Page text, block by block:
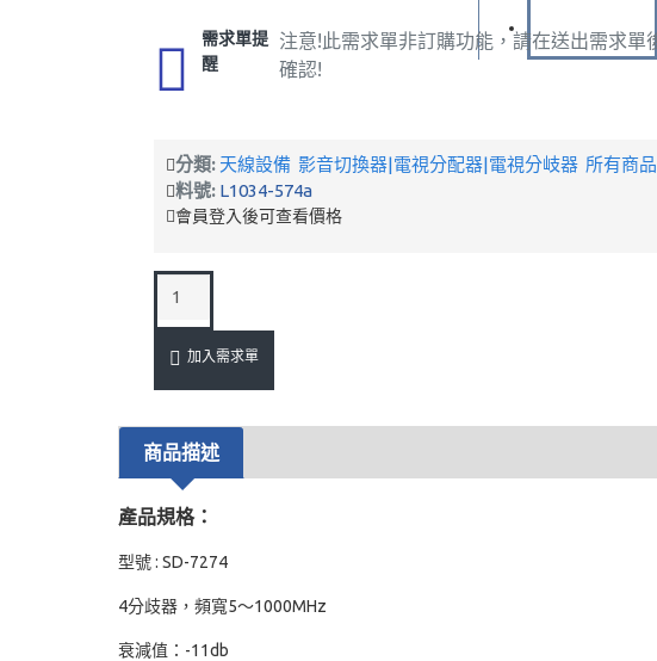
下載專區
需求單提
醒
注意!此需求單非訂購功能，請在送出需求單
確認!
分類: 天線設備 影音切換器|電視分配器|電視分岐器 所有商品
料號: L1034-574a
會員登入後可查看價格
加入需求單
商品描述
產品規格：
型號 : SD-7274
4分歧器，頻寬5～1000MHz
衰減值：-11db